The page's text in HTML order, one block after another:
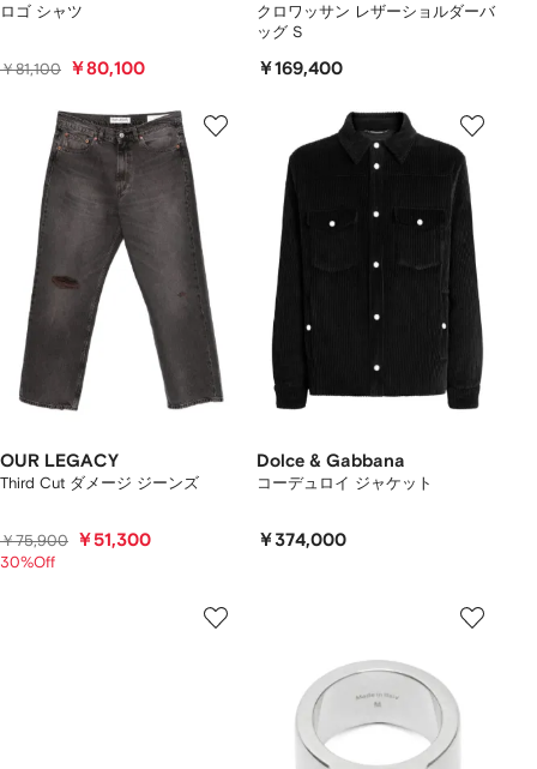
ロゴ シャツ
￥81,100 ￥80,100
クロワッサン レザーショルダーバ
ッグ S
￥169,400
OUR LEGACY
Third Cut ダメージ ジーンズ
￥75,900 ￥51,300
30%Off
Dolce & Gabbana
コーデュロイ ジャケット
￥374,000